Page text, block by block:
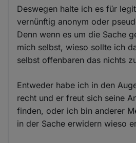
Deswegen halte ich es für
vernünftig anonym oder
Denn wenn es um die Sache
mich selbst, wieso sollte ich
selbst offenbaren das nichts
Entweder habe ich in den
recht und er freut sich seine
finden, oder ich bin anderer
in der Sache erwidern wieso